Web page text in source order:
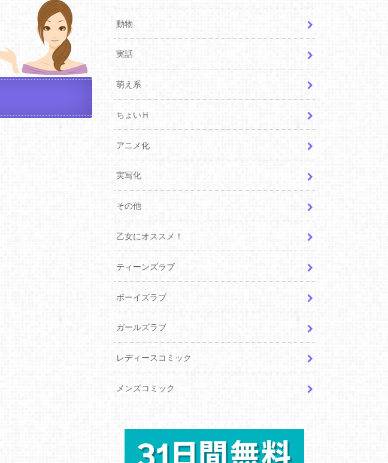
動物
実話
萌え系
ちょいＨ
アニメ化
実写化
その他
乙女にオススメ！
ティーンズラブ
ボーイズラブ
ガールズラブ
レディースコミック
メンズコミック